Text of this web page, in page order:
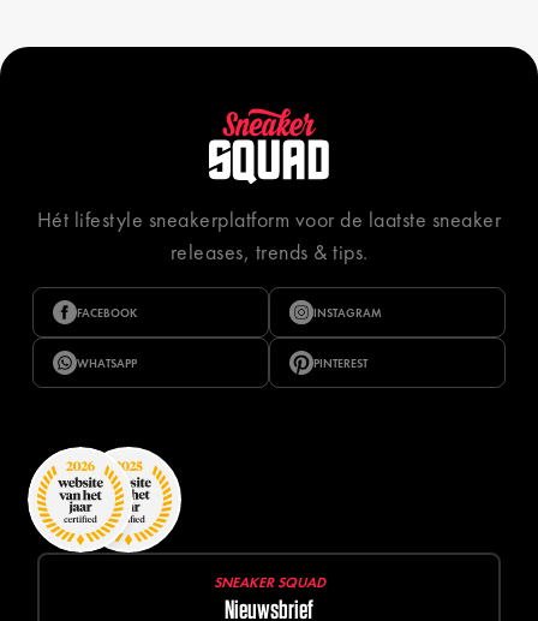
Hét lifestyle sneakerplatform voor de laatste sneaker
releases, trends & tips.
FACEBOOK INSTAGRAM
WHATSAPP PINTEREST
SNEAKER SQUAD
Nieuwsbrief